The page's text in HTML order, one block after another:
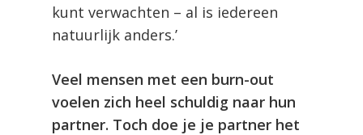
kunt verwachten – al is iedereen
natuurlijk anders.’
Veel mensen met een burn-out
voelen zich heel schuldig naar hun
partner. Toch doe je je partner het